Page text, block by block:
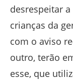
desrespeitar
crianças da
com o aviso
outro, terão
esse, que